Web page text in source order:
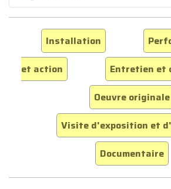
Installation
et action
Entretien et
Oeuvre originale
Visite d'exposition et
Documentaire